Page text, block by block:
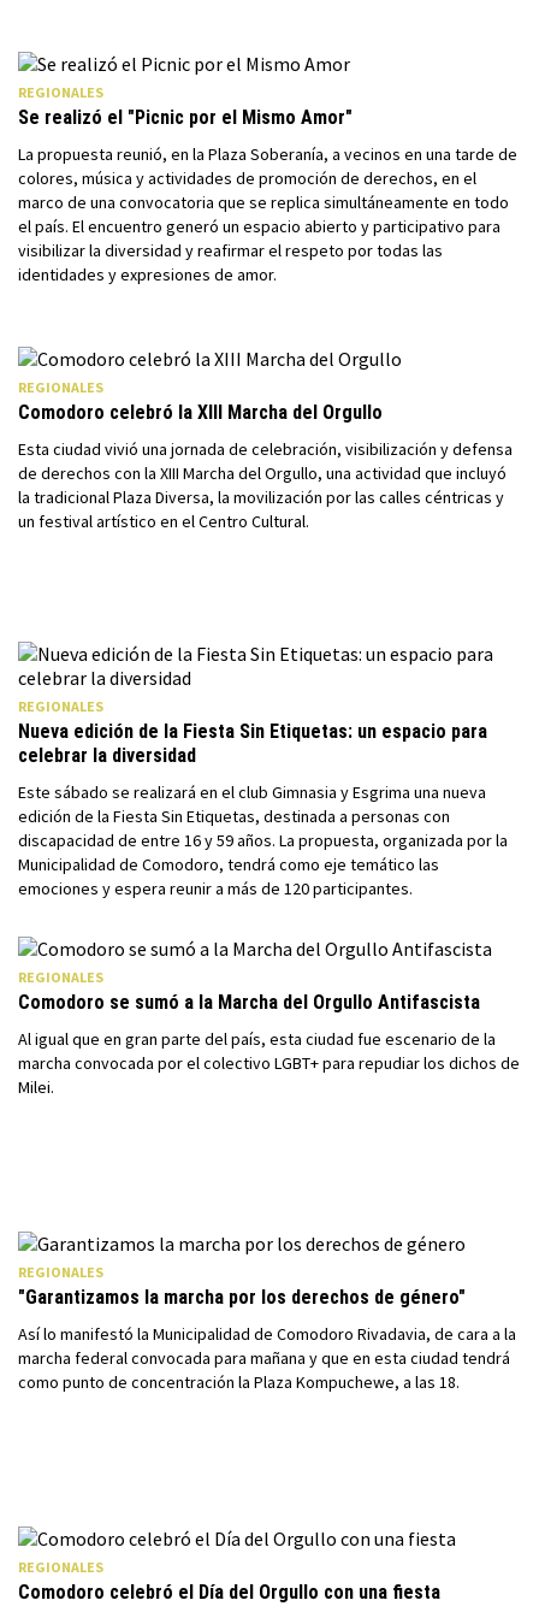
REGIONALES
Se realizó el "Picnic por el Mismo Amor"
La propuesta reunió, en la Plaza Soberanía, a vecinos en una tarde de
colores, música y actividades de promoción de derechos, en el
marco de una convocatoria que se replica simultáneamente en todo
el país. El encuentro generó un espacio abierto y participativo para
visibilizar la diversidad y reafirmar el respeto por todas las
identidades y expresiones de amor.
REGIONALES
Comodoro celebró la XIII Marcha del Orgullo
Esta ciudad vivió una jornada de celebración, visibilización y defensa
de derechos con la XIII Marcha del Orgullo, una actividad que incluyó
la tradicional Plaza Diversa, la movilización por las calles céntricas y
un festival artístico en el Centro Cultural.
REGIONALES
Nueva edición de la Fiesta Sin Etiquetas: un espacio para
celebrar la diversidad
Este sábado se realizará en el club Gimnasia y Esgrima una nueva
edición de la Fiesta Sin Etiquetas, destinada a personas con
discapacidad de entre 16 y 59 años. La propuesta, organizada por la
Municipalidad de Comodoro, tendrá como eje temático las
emociones y espera reunir a más de 120 participantes.
REGIONALES
Comodoro se sumó a la Marcha del Orgullo Antifascista
Al igual que en gran parte del país, esta ciudad fue escenario de la
marcha convocada por el colectivo LGBT+ para repudiar los dichos de
Milei.
REGIONALES
"Garantizamos la marcha por los derechos de género"
Así lo manifestó la Municipalidad de Comodoro Rivadavia, de cara a la
marcha federal convocada para mañana y que en esta ciudad tendrá
como punto de concentración la Plaza Kompuchewe, a las 18.
REGIONALES
Comodoro celebró el Día del Orgullo con una fiesta